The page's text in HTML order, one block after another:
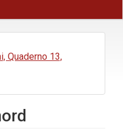
Quaderno 13,